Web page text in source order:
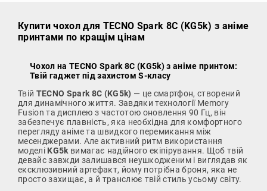
Купити чохол для TECNO Spark 8C (KG5k) з аніме
принтами по кращім цінам
Чохол на TECNO Spark 8C (KG5k) з аніме принтом:
Твій гаджет під захистом S-класу
Твій TECNO Spark 8C (KG5k) — це смартфон, створений
для динамічного життя. Завдяки технології Memory
Fusion та дисплею з частотою оновлення 90 Гц, він
забезпечує плавність, яка необхідна для комфортного
перегляду аніме та швидкого перемикання між
месенджерами. Але активний ритм використання
моделі KG5k вимагає надійного екіпірування. Щоб твій
девайс завжди залишався неушкодженим і виглядав як
ексклюзивний артефакт, йому потрібна броня, яка не
просто захищає, а й транслює твій стиль усьому світу.